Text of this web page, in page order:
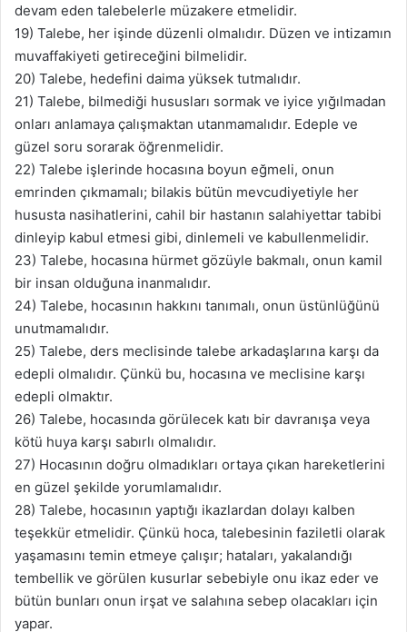
devam eden talebelerle müzakere etmelidir.
19) Talebe, her işinde düzenli olmalıdır. Düzen ve intizamın
muvaffakiyeti getireceğini bilmelidir.
20) Talebe, hedefini daima yüksek tutmalıdır.
21) Talebe, bilmediği hususları sormak ve iyice yığılmadan
onları anlamaya çalışmaktan utanmamalıdır. Edeple ve
güzel soru sorarak öğrenmelidir.
22) Talebe işlerinde hocasına boyun eğmeli, onun
emrinden çıkmamalı; bilakis bütün mevcudiyetiyle her
hususta nasihatlerini, cahil bir hastanın salahiyettar tabibi
dinleyip kabul etmesi gibi, dinlemeli ve kabullenmelidir.
23) Talebe, hocasına hürmet gözüyle bakmalı, onun kamil
bir insan olduğuna inanmalıdır.
24) Talebe, hocasının hakkını tanımalı, onun üstünlüğünü
unutmamalıdır.
25) Talebe, ders meclisinde talebe arkadaşlarına karşı da
edepli olmalıdır. Çünkü bu, hocasına ve meclisine karşı
edepli olmaktır.
26) Talebe, hocasında görülecek katı bir davranışa veya
kötü huya karşı sabırlı olmalıdır.
27) Hocasının doğru olmadıkları ortaya çıkan hareketlerini
en güzel şekilde yorumlamalıdır.
28) Talebe, hocasının yaptığı ikazlardan dolayı kalben
teşekkür etmelidir. Çünkü hoca, talebesinin faziletli olarak
yaşamasını temin etmeye çalışır; hataları, yakalandığı
tembellik ve görülen kusurlar sebebiyle onu ikaz eder ve
bütün bunları onun irşat ve salahına sebep olacakları için
yapar.